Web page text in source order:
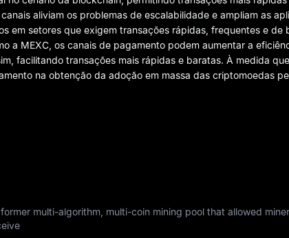
aliviam os problemas de escalabilidade e ampliam as
em setores que exigem transações rápidas, frequentes e de
a MEXC, os canais de pagamento podem aumentar a
facilitando transações mais rápidas e baratas. À medida
na obtenção da adoção em massa das criptomoedas
multi-algorithm, multi-coin mining pool that allowed